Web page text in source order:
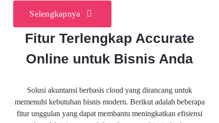
Selengkapnya
Fitur Terlengkap Accurate
Online untuk Bisnis Anda
Solusi akuntansi berbasis cloud yang dirancang untuk
memenuhi kebutuhan bisnis modern. Berikut adalah beberapa
fitur unggulan yang dapat membantu meningkatkan efisiensi